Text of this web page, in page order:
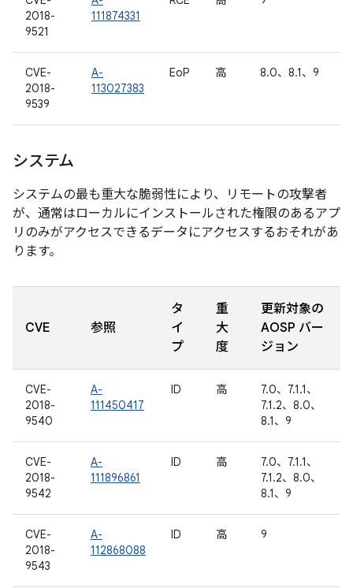
2018-
9521
111874331
CVE-
2018-
9539
A-
113027383
EoP 高 8.0、8.1、9
システム
システムの最も重大な脆弱性により、リモートの攻撃者
が、通常はローカルにインストールされた権限のあるアプ
リのみがアクセスできるデータにアクセスするおそれがあ
ります。
CVE 参照
タ
イ
プ
重
大
度
更新対象の
AOSP バー
ジョン
CVE-
2018-
9540
A-
111450417
ID 高
7.0、7.1.1、
7.1.2、8.0、
8.1、9
CVE-
2018-
9542
A-
111896861
ID 高
7.0、7.1.1、
7.1.2、8.0、
8.1、9
CVE-
2018-
9543
A-
112868088
ID 高 9